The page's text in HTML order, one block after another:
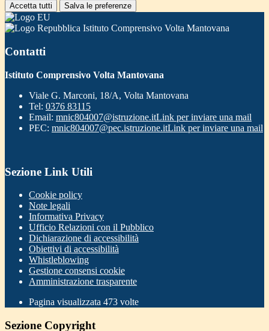
Accetta tutti Salva le preferenze
Istituto Comprensivo Volta Mantovana
Contatti
Istituto Comprensivo Volta Mantovana
Viale G. Marconi, 18/A, Volta Mantovana
Tel: 0376 83115
Email: mnic804007@istruzione.itLink per inviare una mail
PEC: mnic804007@pec.istruzione.itLink per inviare una mail
Sezione Link Utili
Cookie policy
Note legali
Informativa Privacy
Ufficio Relazioni con il Pubblico
Dichiarazione di accessibilità
Obiettivi di accessibilità
Whistleblowing
Gestione consensi cookie
Amministrazione trasparente
Pagina visualizzata 473 volte
Sezione Copyright